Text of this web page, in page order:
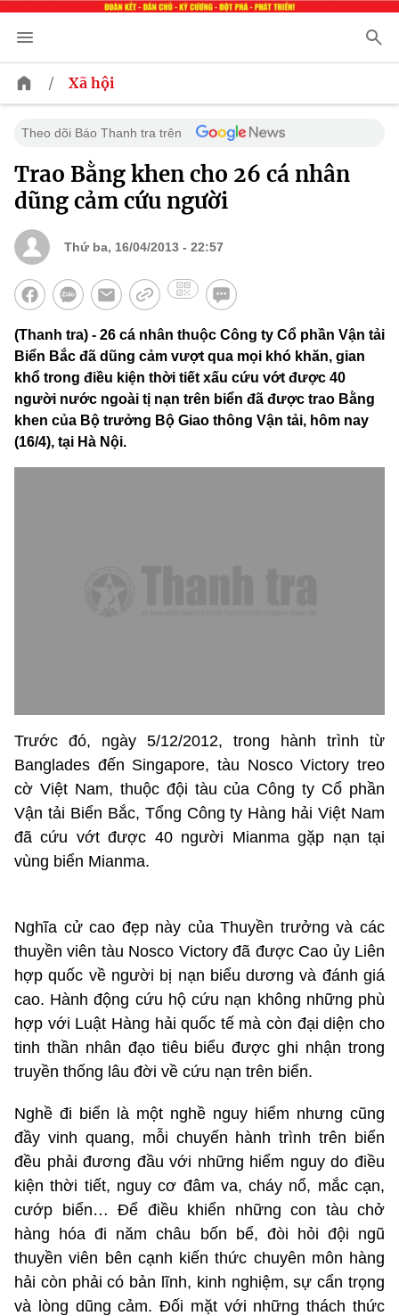
/ Xã hội
Theo dõi Báo Thanh tra trên
Trao Bằng khen cho 26 cá nhân
dũng cảm cứu người
Thứ ba, 16/04/2013 - 22:57
(Thanh tra) - 26 cá nhân thuộc Công ty Cổ phần Vận tải
Biển Bắc đã dũng cảm vượt qua mọi khó khăn, gian
khổ trong điều kiện thời tiết xấu cứu vớt được 40
người nước ngoài tị nạn trên biển đã được trao Bằng
khen của Bộ trưởng Bộ Giao thông Vận tải, hôm nay
(16/4), tại Hà Nội.
Trước đó, ngày 5/12/2012, trong hành trình từ
Banglades đến Singapore, tàu Nosco Victory treo
cờ Việt Nam, thuộc đội tàu của Công ty Cổ phần
Vận tải Biển Bắc, Tổng Công ty Hàng hải Việt Nam
đã cứu vớt được 40 người Mianma gặp nạn tại
vùng biển Mianma.
Nghĩa cử cao đẹp này của Thuyền trưởng và các
thuyền viên tàu Nosco Victory đã được Cao ủy Liên
hợp quốc về người bị nạn biểu dương và đánh giá
cao. Hành động cứu hộ cứu nạn không những phù
hợp với Luật Hàng hải quốc tế mà còn đại diện cho
tinh thần nhân đạo tiêu biểu được ghi nhận trong
truyền thống lâu đời về cứu nạn trên biển.
Nghề đi biển là một nghề nguy hiểm nhưng cũng
đầy vinh quang, mỗi chuyến hành trình trên biển
đều phải đương đầu với những hiểm nguy do điều
kiện thời tiết, nguy cơ đâm va, cháy nổ, mắc cạn,
cướp biển… Để điều khiển những con tàu chở
hàng hóa đi năm châu bốn bể, đòi hỏi đội ngũ
thuyền viên bên cạnh kiến thức chuyên môn hàng
hải còn phải có bản lĩnh, kinh nghiệm, sự cẩn trọng
và lòng dũng cảm. Đối mặt với những thách thức